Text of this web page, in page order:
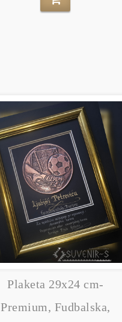
Plaketa 29x24 cm-
Premium, Fudbalska,